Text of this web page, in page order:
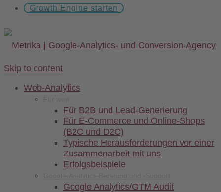
Growth Engine starten
Skip to content
Web-Analytics
Für B2B und Lead-Generierung
Für E-Commerce und Online-Shops
(B2C und D2C)
Typische Herausforderungen vor einer
Zusammenarbeit mit uns
Erfolgsbeispiele
Google Analytics/GTM Audit